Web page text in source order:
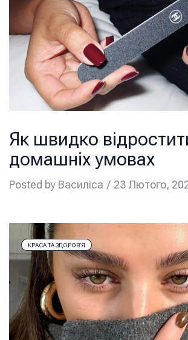
Як швидко
домашніх умовах
Posted by Василіса 23 Лютого,
КРАСА ТА ЗДОРОВ’Я